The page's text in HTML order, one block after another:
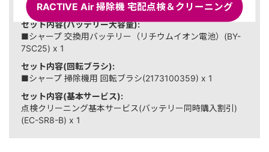
7SC17) x 1
セット内容(バッテリー大容量):
■シャープ 交換用バッテリー（リチウムイオン電池）(BY-
7SC25) x 1
セット内容(回転ブラシ):
■シャープ 掃除機用 回転ブラシ(2173100359) x 1
セット内容(基本サービス):
点検クリーニング基本サービス(バッテリー同時購入割引)
(EC-SR8-B) x 1
RACTIVE Air 掃除機 宅配点検＆クリーニング